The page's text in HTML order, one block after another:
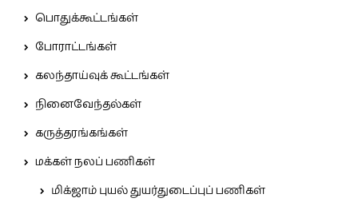
பொதுக்கூட்டங்கள்
போராட்டங்கள்
கலந்தாய்வுக் கூட்டங்கள்
நினைவேந்தல்கள்
கருத்தரங்கங்கள்
மக்கள் நலப் பணிகள்
மிக்ஜாம் புயல் துயர்துடைப்புப் பணிகள்